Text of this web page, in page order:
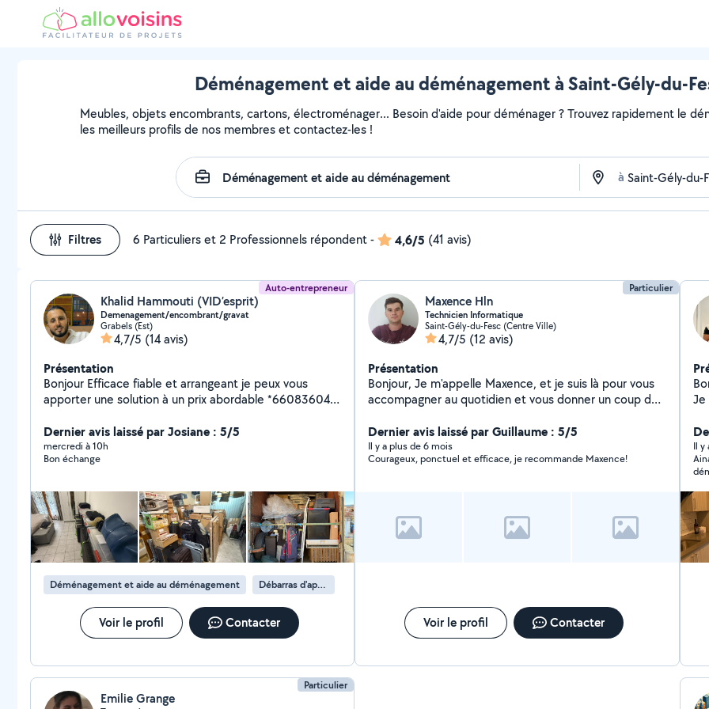
Déménagement et aide au déménagement à Saint-Gély-du-
Meubles, objets encombrants, cartons, électroménager... Besoin d'aide pour déménager ? Trouvez rapidement le
les meilleurs profils de nos membres et contactez-les !
à
Filtres 6 Particuliers et 2 Professionnels répondent- 4,6/5 (41 avis)
Auto-entrepreneur
Khalid Hammouti (VID’esprit)
Demenagement/encombrant/gravat
Grabels (Est)
4,7/5 (14 avis)
Présentation
Bonjour Efficace fiable et arrangeant je peux vous
apporter une solution à un prix abordable *660836040
de Demenagement /aide demenagement manutention
chargement déchargement mais aussi enlèvement
d'encombrants vide maison mise en déchèterie de
contacter
Dernier avis laissé par Josiane : 5/5
mercredi à 10h
Bon échange
Déménagement et aide au déménagement Débarras d'appartement
Voir le profil Contacter
Particulier
Maxence Hln
Technicien Informatique
Saint-Gély-du-Fesc (Centre Ville)
4,7/5 (12 avis)
Présentation
Bonjour, Je m'appelle Maxence, et je suis là pour vous
accompagner au quotidien et vous donner un coup de
entraider avec bienveillance ! :-)
Dernier avis laissé par Guillaume : 5/5
Il y a plus de 6 mois
Courageux, ponctuel et efficace, je recommande Maxence!
Voir le profil Contacter
Je
langues.
roi :) Je réponds très
Il y
Particulier
Emilie Grange